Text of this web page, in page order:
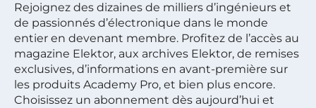
Rejoignez des dizaines de milliers d’ingénieurs et
de passionnés d’électronique dans le monde
entier en devenant membre. Profitez de l’accès au
magazine Elektor, aux archives Elektor, de remises
exclusives, d’informations en avant-première sur
les produits Academy Pro, et bien plus encore.
Choisissez un abonnement dès aujourd’hui et